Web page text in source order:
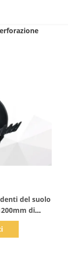
del suolo
di
Rig For